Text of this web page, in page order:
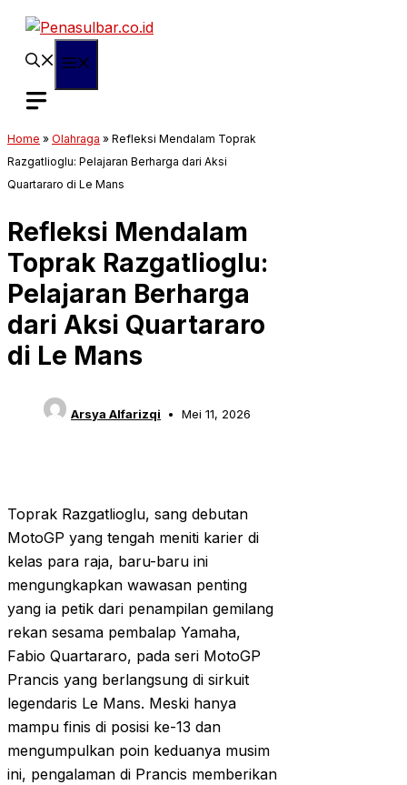
Langsung
Home » Olahraga » Refleksi Mendalam Toprak
Razgatlioglu: Pelajaran Berharga dari Aksi
Quartararo di Le Mans
Refleksi Mendalam
Toprak Razgatlioglu:
Pelajaran Berharga
dari Aksi Quartararo
di Le Mans
Arsya Alfarizqi Mei 11, 2026
Toprak Razgatlioglu, sang debutan
MotoGP yang tengah meniti karier di
kelas para raja, baru-baru ini
mengungkapkan wawasan penting
yang ia petik dari penampilan gemilang
rekan sesama pembalap Yamaha,
Fabio Quartararo, pada seri MotoGP
Prancis yang berlangsung di sirkuit
legendaris Le Mans. Meski hanya
mampu finis di posisi ke-13 dan
mengumpulkan poin keduanya musim
ini, pengalaman di Prancis memberikan